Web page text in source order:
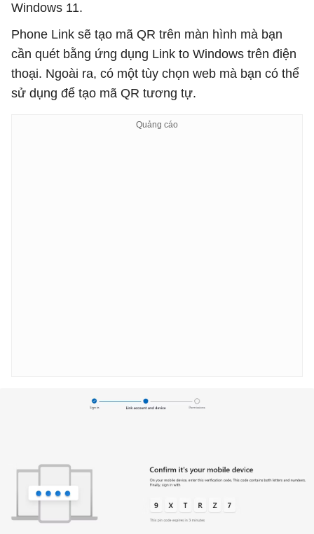
Windows 11.
Phone Link sẽ tạo mã QR trên màn hình mà bạn
cần quét bằng ứng dụng Link to Windows trên điện
thoại. Ngoài ra, có một tùy chọn web mà bạn có thể
sử dụng để tạo mã QR tương tự.